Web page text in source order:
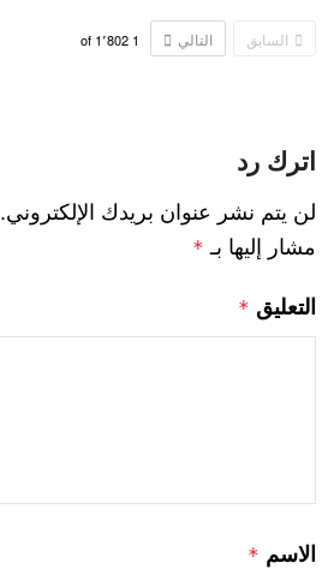
السابق التالي 1 1٬802
اترك رد
لن يتم نشر عنوان بريدك الإلكتروني.
مشار إليها بـ *
التعليق *
الاسم *